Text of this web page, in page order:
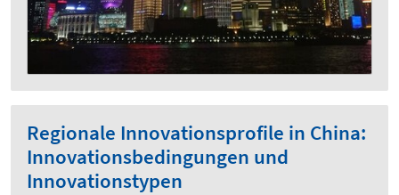
Regionale Innovationsprofile in China:
Innovationsbedingungen und
Innovationstypen